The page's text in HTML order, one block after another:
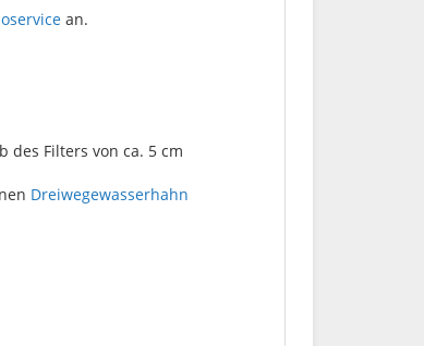
an.
des Filters von ca. 5 cm
Dreiwegewasserhahn